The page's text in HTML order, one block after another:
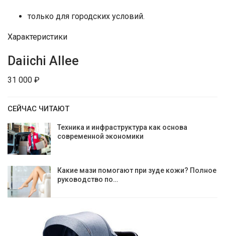
только для городских условий.
Характеристики
Daiichi Allee
31 000 ₽
СЕЙЧАС ЧИТАЮТ
Техника и инфраструктура как основа
современной экономики
Какие мази помогают при зуде кожи? Полное
руководство по…